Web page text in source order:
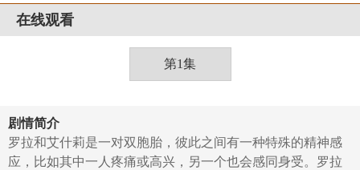
在线观看
第1集
剧情简介
罗拉和艾什莉是一对双胞胎，彼此之间有一种特殊的精神感
应，比如其中一人疼痛或高兴，另一个也会感同身受。罗拉